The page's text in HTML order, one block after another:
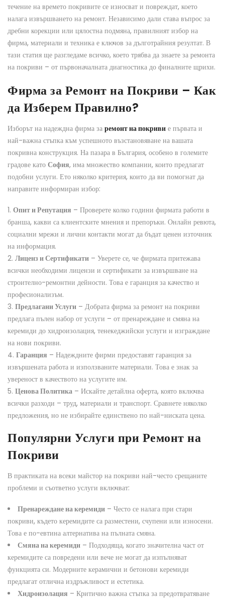
течение на времето покривите се износват и повреждат, което
налага извършването на ремонт. Независимо дали става въпрос за
дребни корекции или цялостна подмяна, правилният избор на
фирма, материали и техника е ключов за дълготрайния резултат. В
тази статия ще разгледаме всичко, което трябва да знаете за ремонта
на покриви – от първоначалната диагностика до финалните щрихи.
Фирма за Ремонт на Покриви – Как
да Изберем Правилно?
Изборът на надеждна фирма за ремонт на покриви е първата и
най-важна стъпка към успешното възстановяване на вашата
покривна конструкция. На пазара в България, особено в големите
градове като София, има множество компании, които предлагат
подобни услуги. Ето няколко критерия, които да ви помогнат да
направите информиран избор:
Опит и Репутация – Проверете колко години фирмата работи в
бранша, какви са клиентските мнения и препоръки. Онлайн ревюта,
социални мрежи и лични контакти могат да бъдат ценен източник
на информация.
Лиценз и Сертификати – Уверете се, че фирмата притежава
всички необходими лицензи и сертификати за извършване на
строително-ремонтни дейности. Това е гаранция за качество и
професионализъм.
Предлагани Услуги – Добрата фирма за ремонт на покриви
предлага пълен набор от услуги – от пренареждане и смяна на
керемиди до хидроизолация, тенекеджийски услуги и изграждане
на нови покриви.
Гаранция – Надеждните фирми предоставят гаранция за
извършената работа и използваните материали. Това е знак за
увереност в качеството на услугите им.
Ценова Политика – Искайте детайлна оферта, която включва
всички разходи – труд, материали и транспорт. Сравнете няколко
предложения, но не избирайте единствено по най-ниската цена.
Популярни Услуги при Ремонт на
Покриви
В практиката на всеки майстор на покриви най-често срещаните
проблеми и съответно услуги включват:
Пренареждане на керемиди – Често се налага при стари
покриви, където керемидите са разместени, счупени или износени.
Това е по-евтина алтернатива на пълната смяна.
Смяна на керемиди – Подходяща, когато значителна част от
керемидите са повредени или вече не могат да изпълняват
функцията си. Модерните керамични и бетонови керемиди
предлагат отлична издръжливост и естетика.
Хидроизолация – Критично важна стъпка за предотвратяване